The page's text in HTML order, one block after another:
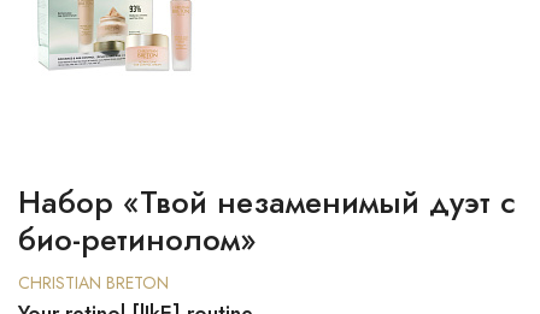
Набор «Твой незаменимый дуэт с
био-ретинолом»
CHRISTIAN BRETON